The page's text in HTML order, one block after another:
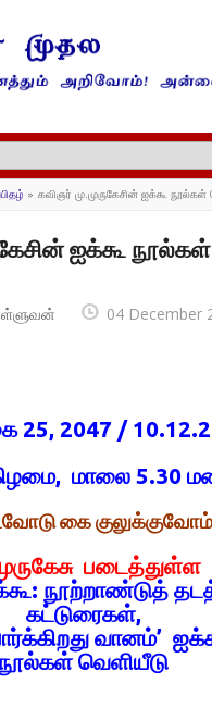
» கவிஞர் மு.முருகேசின் ஐக்கூ
ஐக்கூ
04 December
25, 2047 /
மாலை 5.30
கை குலுக்குவோம்
படைத்துள்ள
நூற்றாண்டுத்
கட்டுரைகள்,
வானம்’
நூல்கள் வெளியீடு